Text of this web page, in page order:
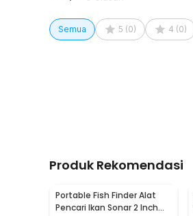
Semua 5 (0) 4 (0)
Produk Rekomendasi
Portable Fish Finder Alat
Pencari Ikan Sonar 2 Inch